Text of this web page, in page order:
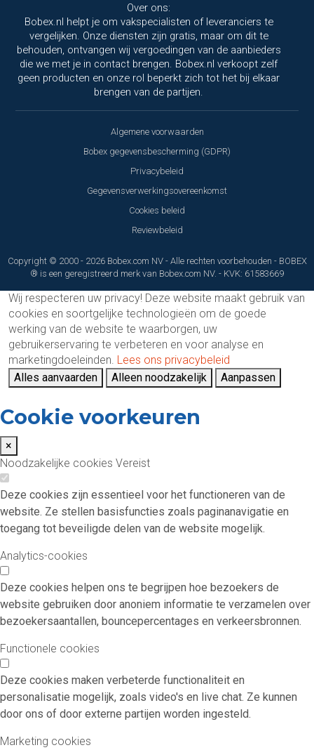
Over ons:
Bobex.nl helpt je om vakspecialisten of leveranciers te
vergelijken. Onze diensten zijn gratis, maar om dit te
behouden, ontvangen wij vergoedingen van de aanbieders
die we met je in contact brengen. Bobex.nl verkoopt zelf
geen producten en onze rol beperkt zich tot het bij elkaar
brengen van de partijen.
Algemene voorwaarden
Bobex gegevensbescherming (GDPR)
Privacybeleid
Gegevensverwerkingsovereenkomst
Cookies beleid
Reviewbeleid
Copyright © 2000 - 2026 Bobex.com NV - Alle rechten voorbehouden - BOBEX
® is een geregistreerd merk van Bobex.com NV. - KVK: 61583669
Wij respecteren uw privacy! Deze website maakt gebruik van
cookies en soortgelijke technologieën om de goede
werking van de website te waarborgen, uw
gebruikerservaring te verbeteren en voor analyse en
marketingdoeleinden. Lees ons privacybeleid
Alles aanvaarden
Alleen noodzakelijk Aanpassen
Cookie voorkeuren
×
Noodzakelijke cookies Vereist
Deze cookies zijn essentieel voor het functioneren van de
website. Ze stellen basisfuncties zoals paginanavigatie en
toegang tot beveiligde delen van de website mogelijk.
Analytics-cookies
Deze cookies helpen ons te begrijpen hoe bezoekers de
website gebruiken door anoniem informatie te verzamelen over
bezoekersaantallen, bouncepercentages en verkeersbronnen.
Functionele cookies
Deze cookies maken verbeterde functionaliteit en
personalisatie mogelijk, zoals video's en live chat. Ze kunnen
door ons of door externe partijen worden ingesteld.
Marketing cookies